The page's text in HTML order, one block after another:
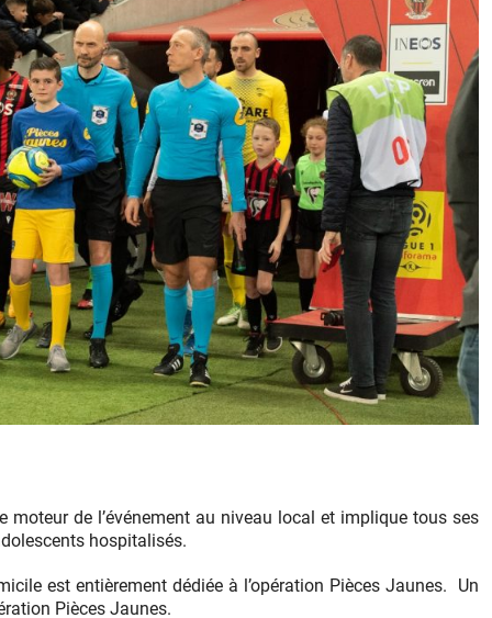
moteur de l’événement au niveau local et implique tous ses
hospitalisés.
est entièrement dédiée à l’opération Pièces Jaunes. Un
Pièces Jaunes.